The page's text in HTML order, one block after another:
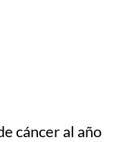
cáncer al año